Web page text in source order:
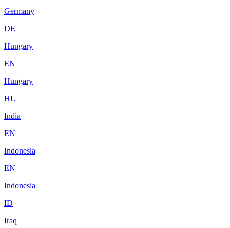
Germany
DE
Hungary
EN
Hungary
HU
India
EN
Indonesia
EN
Indonesia
ID
Iraq